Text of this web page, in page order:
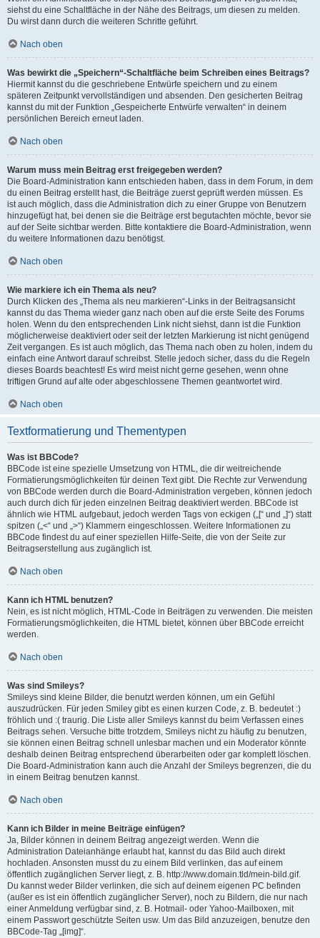
siehst du eine Schaltfläche in der Nähe des Beitrags, um diesen zu melden.
Du wirst dann durch die weiteren Schritte geführt.
Nach oben
Was bewirkt die „Speichern“-Schaltfläche beim Schreiben eines Beitrags?
Hiermit kannst du die geschriebene Entwürfe speichern und zu einem
späteren Zeitpunkt vervollständigen und absenden. Den gesicherten Beitrag
kannst du mit der Funktion „Gespeicherte Entwürfe verwalten“ in deinem
persönlichen Bereich erneut laden.
Nach oben
Warum muss mein Beitrag erst freigegeben werden?
Die Board-Administration kann entschieden haben, dass in dem Forum, in dem
du einen Beitrag erstellt hast, die Beiträge zuerst geprüft werden müssen. Es
ist auch möglich, dass die Administration dich zu einer Gruppe von Benutzern
hinzugefügt hat, bei denen sie die Beiträge erst begutachten möchte, bevor sie
auf der Seite sichtbar werden. Bitte kontaktiere die Board-Administration, wenn
du weitere Informationen dazu benötigst.
Nach oben
Wie markiere ich ein Thema als neu?
Durch Klicken des „Thema als neu markieren“-Links in der Beitragsansicht
kannst du das Thema wieder ganz nach oben auf die erste Seite des Forums
holen. Wenn du den entsprechenden Link nicht siehst, dann ist die Funktion
möglicherweise deaktiviert oder seit der letzten Markierung ist nicht genügend
Zeit vergangen. Es ist auch möglich, das Thema nach oben zu holen, indem du
einfach eine Antwort darauf schreibst. Stelle jedoch sicher, dass du die Regeln
dieses Boards beachtest! Es wird meist nicht gerne gesehen, wenn ohne
triftigen Grund auf alte oder abgeschlossene Themen geantwortet wird.
Nach oben
Textformatierung und Thementypen
Was ist BBCode?
BBCode ist eine spezielle Umsetzung von HTML, die dir weitreichende
Formatierungsmöglichkeiten für deinen Text gibt. Die Rechte zur Verwendung
von BBCode werden durch die Board-Administration vergeben, können jedoch
auch durch dich für jeden einzelnen Beitrag deaktiviert werden. BBCode ist
ähnlich wie HTML aufgebaut, jedoch werden Tags von eckigen („[“ und „]“) statt
spitzen („<“ und „>“) Klammern eingeschlossen. Weitere Informationen zu
BBCode findest du auf einer speziellen Hilfe-Seite, die von der Seite zur
Beitragserstellung aus zugänglich ist.
Nach oben
Kann ich HTML benutzen?
Nein, es ist nicht möglich, HTML-Code in Beiträgen zu verwenden. Die meisten
Formatierungsmöglichkeiten, die HTML bietet, können über BBCode erreicht
werden.
Nach oben
Was sind Smileys?
Smileys sind kleine Bilder, die benutzt werden können, um ein Gefühl
auszudrücken. Für jeden Smiley gibt es einen kurzen Code, z. B. bedeutet :)
fröhlich und :( traurig. Die Liste aller Smileys kannst du beim Verfassen eines
Beitrags sehen. Versuche bitte trotzdem, Smileys nicht zu häufig zu benutzen,
sie können einen Beitrag schnell unlesbar machen und ein Moderator könnte
deshalb deinen Beitrag entsprechend überarbeiten oder gar komplett löschen.
Die Board-Administration kann auch die Anzahl der Smileys begrenzen, die du
in einem Beitrag benutzen kannst.
Nach oben
Kann ich Bilder in meine Beiträge einfügen?
Ja, Bilder können in deinem Beitrag angezeigt werden. Wenn die
Administration Dateianhänge erlaubt hat, kannst du das Bild auch direkt
hochladen. Ansonsten musst du zu einem Bild verlinken, das auf einem
öffentlich zugänglichen Server liegt, z. B. http://www.domain.tld/mein-bild.gif.
Du kannst weder Bilder verlinken, die sich auf deinem eigenen PC befinden
(außer es ist ein öffentlich zugänglicher Server), noch zu Bildern, die nur nach
einer Anmeldung verfügbar sind, z. B. Hotmail- oder Yahoo-Mailboxen, mit
einem Passwort geschützte Seiten usw. Um das Bild anzuzeigen, benutze den
BBCode-Tag „[img]“.